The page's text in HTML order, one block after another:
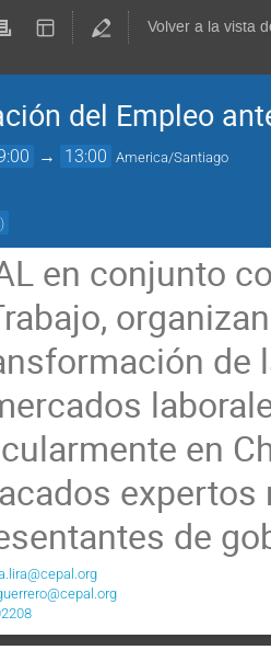
Volver a la vista
del Empleo
→ 13:00 America/Santiago
)
en conjunto
de
en
de